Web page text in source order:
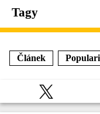
Tagy
Článek